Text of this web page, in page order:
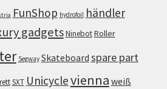
FunShop hydrofoil händler
gadgetsNinebotRoller
Segway Skateboard spare part
SXT Unicyclevienna weiß